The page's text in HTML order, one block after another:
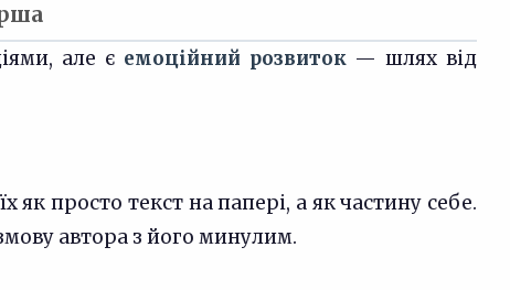
але є емоційний розвиток— шлях від
як просто текст на папері, а як частину себе.
автора з його минулим.